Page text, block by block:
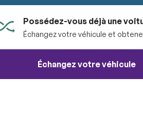
Possédez-vous déjà une
Échangez votre véhicule et
Échangez votre véhicule